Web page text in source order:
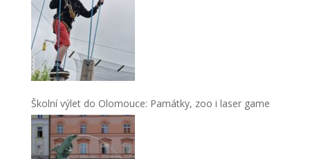
Školní výlet do Olomouce: Památky, zoo i laser game